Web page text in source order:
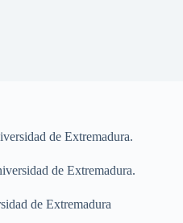
de Extremadura.
de Extremadura.
de Extremadura